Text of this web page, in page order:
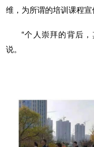
维，为所谓的培训课程宣
“个人崇拜的背后
说。